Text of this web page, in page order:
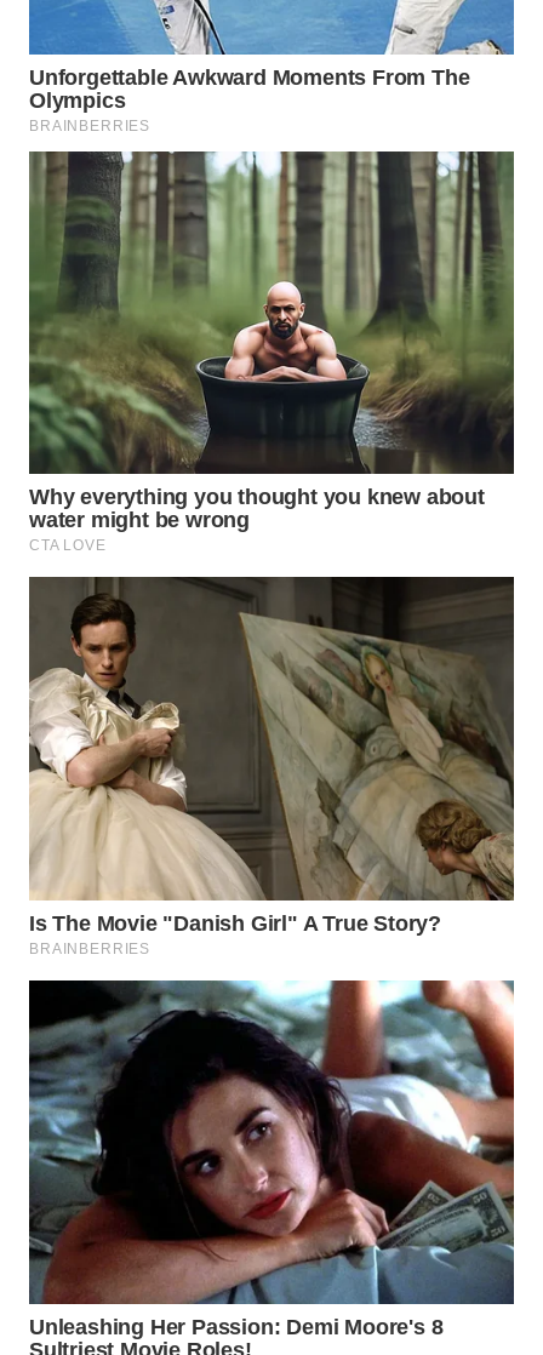
TAPANULI
TENGAH
WN DELI
SERDANG
WN
TEBING
TINGGI
WN
PAKPAK
WN
KARAWANG
WN
BEKASI
WN
BOGOR
WN
DEPOK
WN
TAPANULI
UTARA
WN
SAMOSIR
WN
PADANG
LAWAS
WN
SUMEDANG
WN
CIANJUR
WN
KEPULAUAN